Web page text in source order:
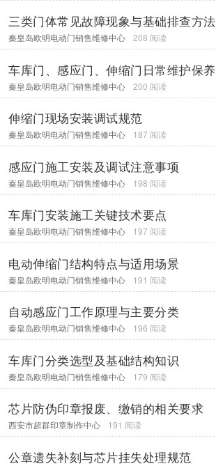
三类门体常见故障现象与基础排查方法
秦皇岛欧明电动门销售维修中心 208 阅读
车库门、感应门、伸缩门日常维护保养
秦皇岛欧明电动门销售维修中心 200 阅读
伸缩门现场安装调试规范
秦皇岛欧明电动门销售维修中心 187 阅读
感应门施工安装及调试注意事项
秦皇岛欧明电动门销售维修中心 198 阅读
车库门安装施工关键技术要点
秦皇岛欧明电动门销售维修中心 197 阅读
电动伸缩门结构特点与适用场景
秦皇岛欧明电动门销售维修中心 191 阅读
自动感应门工作原理与主要分类
秦皇岛欧明电动门销售维修中心 196 阅读
车库门分类选型及基础结构知识
秦皇岛欧明电动门销售维修中心 179 阅读
芯片防伪印章报废、缴销的相关要求
西安市超群印章制作中心 191 阅读
公章遗失补刻与芯片挂失处理规范